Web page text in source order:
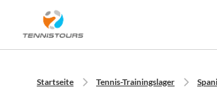
Startseite Tennis-Trainingslager